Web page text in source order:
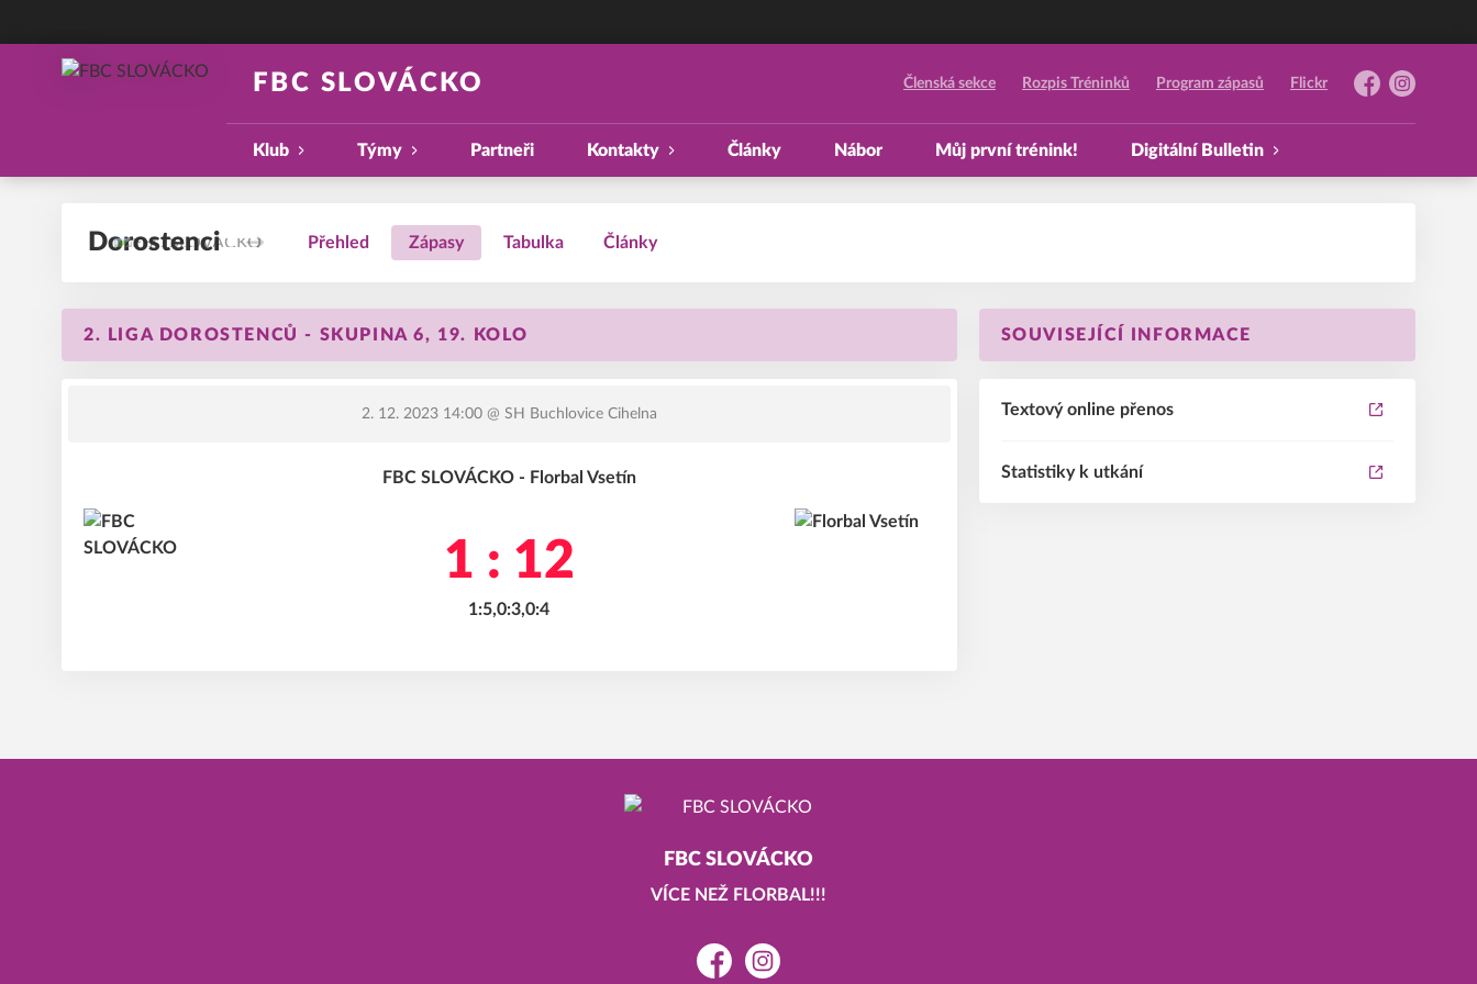
FBC SLOVÁCKO Členská sekce Rozpis Tréninků Program zápasů Flickr
FacebookInstagram
Klub Týmy Partneři Kontakty Články Nábor Můj první trénink! Digitální Bulletin
Dorostenci Přehled Zápasy Tabulka Články
2. LIGA DOROSTENCŮ - SKUPINA 6, 19. KOLO
2. 12. 2023 14:00@ SH Buchlovice Cihelna
FBC SLOVÁCKO - Florbal Vsetín
1 : 12
1:5,0:3,0:4
SOUVISEJÍCÍ INFORMACE
Textový online přenos
Statistiky k utkání
FBC SLOVÁCKO
VÍCE NEŽ FLORBAL!!!
FacebookInstagram